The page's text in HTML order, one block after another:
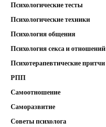
Психологические тесты
Психологические техники
Психология общения
Психология секса и отношений
Психотерапевтические притчи
РПП
Самоотношение
Саморазвитие
Советы психолога